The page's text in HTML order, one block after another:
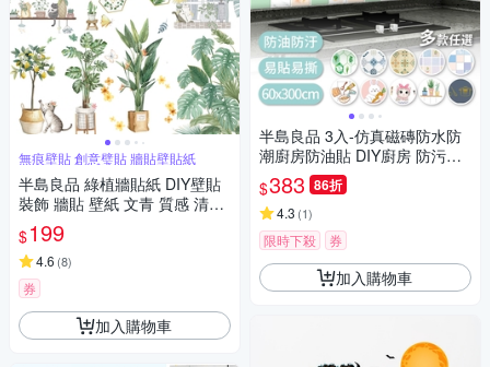
無痕壁貼 創意璧貼 牆貼壁貼紙
半島良品 綠植牆貼紙 DIY壁貼
裝飾 牆貼 壁紙 文青 質感 清新
牆貼 植物壁貼 樹木 背景貼畫
$199
4.6 (8)
券
加入購物車
半島良品 3入-仿真磁磚防水防
潮廚房防油貼 DIY廚房 防污貼
防油貼紙 防油防汙
$383 86折
4.3 (1)
限時下殺 券
加入購物車